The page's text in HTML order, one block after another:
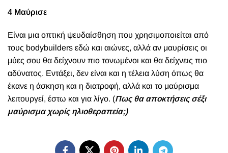
4 Μαύρισε
Είναι μια οπτική ψευδαίσθηση που χρησιμοποιείται από
τους bodybuilders εδώ και αιώνες, αλλά αν μαυρίσεις οι
μύες σου θα δείχνουν πιο τονωμένοι και θα δείχνεις πιο
αδύνατος. Εντάξει, δεν είναι και η τέλεια λύση όπως θα
έκανε η άσκηση και η διατροφή, αλλά και το μαύρισμα
λειτουργεί, έστω και για λίγο. (Πως θα αποκτήσεις σέξι
μαύρισμα χωρίς ηλιοθεραπεία;)